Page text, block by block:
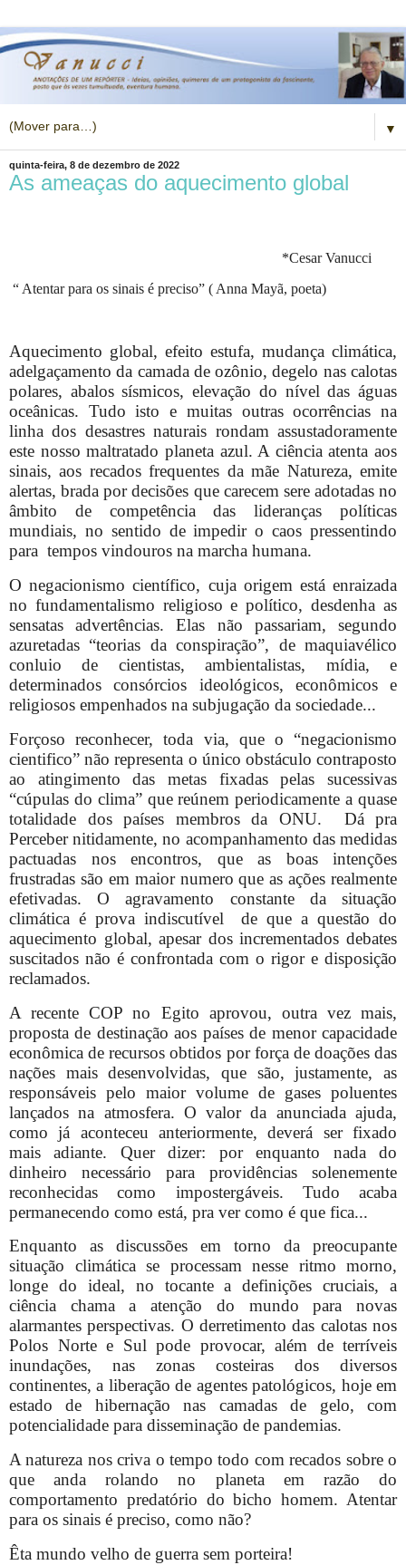
▼
quinta-feira, 8 de dezembro de 2022
As ameaças do aquecimento global
*Cesar Vanucci
“ Atentar para os sinais é preciso” ( Anna Mayã, poeta)
Aquecimento global, efeito estufa, mudança climática,
adelgaçamento da camada de ozônio, degelo nas calotas
polares, abalos sísmicos, elevação do nível das águas
oceânicas. Tudo isto e muitas outras ocorrências na
linha dos desastres naturais rondam assustadoramente
este nosso maltratado planeta azul. A ciência atenta aos
sinais, aos recados frequentes da mãe Natureza, emite
alertas, brada por decisões que carecem sere adotadas no
âmbito de competência das lideranças políticas
mundiais, no sentido de impedir o caos pressentindo
para tempos vindouros na marcha humana.
O negacionismo científico, cuja origem está enraizada
no fundamentalismo religioso e político, desdenha as
sensatas advertências. Elas não passariam, segundo
azuretadas “teorias da conspiração”, de maquiavélico
conluio de cientistas, ambientalistas, mídia, e
determinados consórcios ideológicos, econômicos e
religiosos empenhados na subjugação da sociedade...
Forçoso reconhecer, toda via, que o “negacionismo
cientifico” não representa o único obstáculo contraposto
ao atingimento das metas fixadas pelas sucessivas
“cúpulas do clima” que reúnem periodicamente a quase
totalidade dos países membros da ONU.
Dá pra
Perceber nitidamente, no acompanhamento das medidas
pactuadas nos encontros, que as boas intenções
frustradas são em maior numero que as ações realmente
efetivadas. O agravamento constante da situação
climática é prova indiscutível
de que a questão do
aquecimento global, apesar dos incrementados debates
suscitados não é confrontada com o rigor e disposição
reclamados.
A recente COP no Egito aprovou, outra vez mais,
proposta de destinação aos países de menor capacidade
econômica de recursos obtidos por força de doações das
nações mais desenvolvidas, que são, justamente, as
responsáveis pelo maior volume de gases poluentes
lançados na atmosfera. O valor da anunciada ajuda,
como já aconteceu anteriormente, deverá ser fixado
mais adiante. Quer dizer: por enquanto nada do
dinheiro necessário para providências solenemente
reconhecidas como impostergáveis. Tudo acaba
permanecendo como está, pra ver como é que fica...
Enquanto as discussões em torno da preocupante
situação climática se processam nesse ritmo morno,
longe do ideal, no tocante a definições cruciais, a
ciência chama a atenção do mundo para novas
alarmantes perspectivas. O derretimento das calotas nos
Polos Norte e Sul pode provocar, além de terríveis
inundações, nas zonas costeiras dos diversos
continentes, a liberação de agentes patológicos, hoje em
estado de hibernação nas camadas de gelo, com
potencialidade para disseminação de pandemias.
A natureza nos criva o tempo todo com recados sobre o
que anda rolando no planeta em razão do
comportamento predatório do bicho homem. Atentar
para os sinais é preciso, como não?
Êta mundo velho de guerra sem porteira!